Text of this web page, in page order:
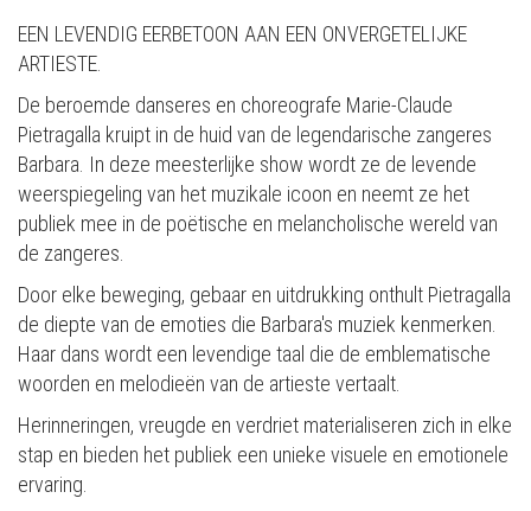
EEN LEVENDIG EERBETOON AAN EEN ONVERGETELIJKE
ARTIESTE.
De beroemde danseres en choreografe Marie-Claude
Pietragalla kruipt in de huid van de legendarische zangeres
Barbara. In deze meesterlijke show wordt ze de levende
weerspiegeling van het muzikale icoon en neemt ze het
publiek mee in de poëtische en melancholische wereld van
de zangeres.
Door elke beweging, gebaar en uitdrukking onthult Pietragalla
de diepte van de emoties die Barbara's muziek kenmerken.
Haar dans wordt een levendige taal die de emblematische
woorden en melodieën van de artieste vertaalt.
Herinneringen, vreugde en verdriet materialiseren zich in elke
stap en bieden het publiek een unieke visuele en emotionele
ervaring.